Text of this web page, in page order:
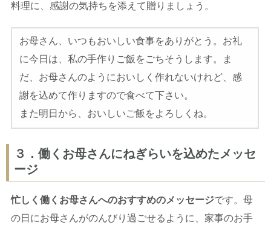
料理に、感謝の気持ちを添えて贈りましょう。
お母さん、いつもおいしい食事をありがとう。お礼
に今日は、私の手作りご飯をごちそうします。ま
だ、お母さんのようにおいしく作れないけれど、感
謝を込めて作りますので食べて下さい。
また明日から、おいしいご飯をよろしくね。
３．働くお母さんにねぎらいを込めたメッセ
ージ
忙しく働くお母さんへのおすすめのメッセージです。母
の日にお母さんがのんびり過ごせるように、家事のお手